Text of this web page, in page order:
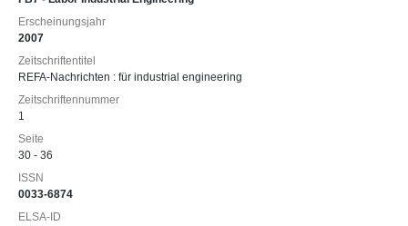
Erscheinungsjahr
2007
Zeitschriftentitel
REFA-Nachrichten : für industrial engineering
Zeitschriftennummer
1
Seite
30 - 36
ISSN
0033-6874
ELSA-ID